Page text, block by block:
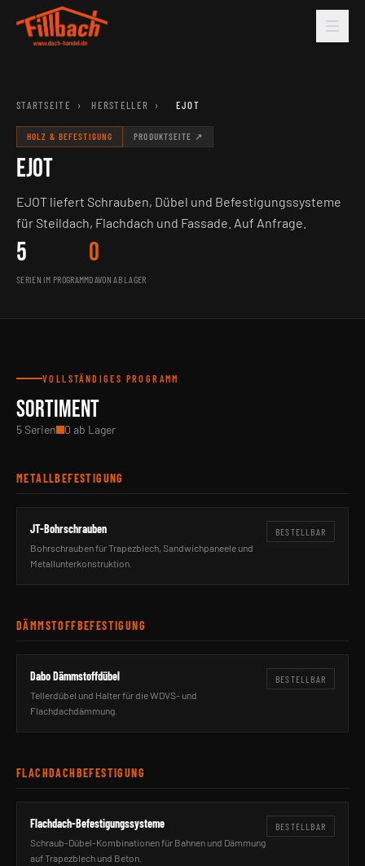
STARTSEITE › HERSTELLER › EJOT
HOLZ & BEFESTIGUNG PRODUKTSEITE ↗
EJOT
EJOT liefert Schrauben, Dübel und Befestigungssysteme
für Steildach, Flachdach und Fassade. Auf Anfrage.
5
SERIEN IM PROGRAMM
0
DAVON AB LAGER
VOLLSTÄNDIGES PROGRAMM
SORTIMENT
5 Serien 0 ab Lager
METALLBEFESTIGUNG
JT-Bohrschrauben
Bohrschrauben für Trapezblech, Sandwichpaneele und
Metallunterkonstruktion.
BESTELLBAR
DÄMMSTOFFBEFESTIGUNG
Dabo Dämmstoffdübel
Tellerdübel und Halter für die WDVS- und
Flachdachdämmung.
BESTELLBAR
FLACHDACHBEFESTIGUNG
Flachdach-Befestigungssysteme
Schraub-Dübel-Kombinationen für Bahnen und Dämmung
auf Trapezblech und Beton.
BESTELLBAR